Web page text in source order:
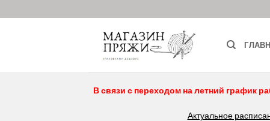
to
В связи с переходом на летний график
Актуальное